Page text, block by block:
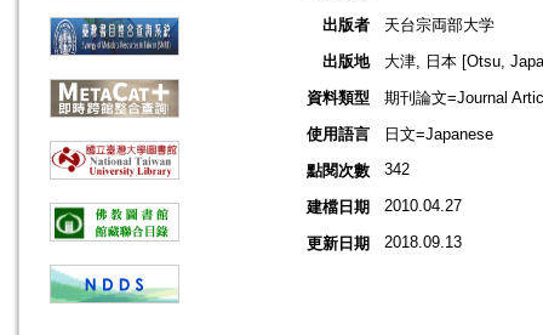
出版者
天台宗両部大学
出版地
大津, 日本 [Otsu,
資料類型
期刊論文=Journal
使用語言
日文=Japanese
點閱次數
342
建檔日期 2010.04.27
更新日期 2018.09.13